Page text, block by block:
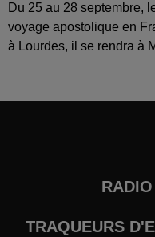
Du 25 au 28 septembre,
voyage apostolique en
à Lourdes, il se rendra à
RADIO
TRAQUEURS